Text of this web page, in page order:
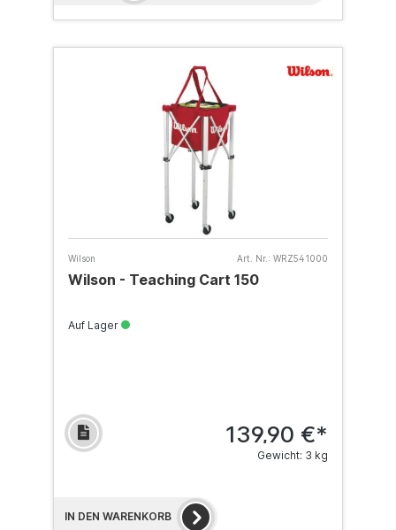
Wilson Art. Nr.: WRZ541000
Wilson - Teaching Cart 150
Auf Lager
139,90 €*
Gewicht: 3 kg
IN DEN WARENKORB